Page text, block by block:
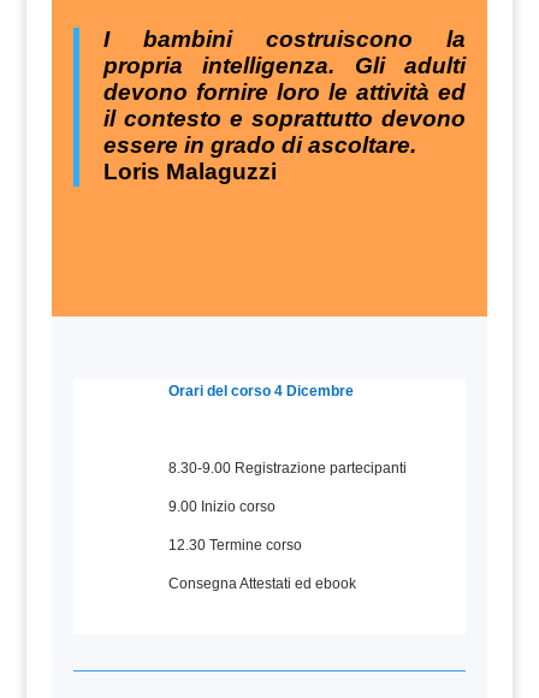
I bambini costruiscono la
propria intelligenza. Gli adulti
devono fornire loro le attività ed
il contesto e soprattutto devono
essere in grado di ascoltare.
Loris Malaguzzi
Orari del corso 4 Dicembre
8.30-9.00 Registrazione partecipanti
9.00 Inizio corso
12.30 Termine corso
Consegna Attestati ed ebook